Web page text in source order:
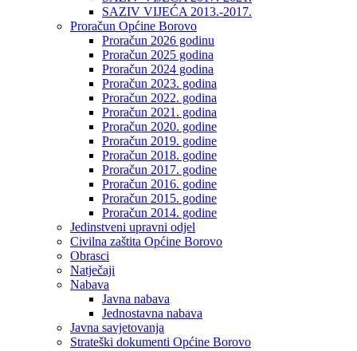
SAZIV VIJEĆA 2013.-2017.
Proračun Općine Borovo
Proračun 2026 godinu
Proračun 2025 godina
Proračun 2024 godina
Proračun 2023. godina
Proračun 2022. godina
Proračun 2021. godina
Proračun 2020. godine
Proračun 2019. godine
Proračun 2018. godine
Proračun 2017. godine
Proračun 2016. godine
Proračun 2015. godine
Proračun 2014. godine
Jedinstveni upravni odjel
Civilna zaštita Općine Borovo
Obrasci
Natječaji
Nabava
Javna nabava
Jednostavna nabava
Javna savjetovanja
Strateški dokumenti Općine Borovo